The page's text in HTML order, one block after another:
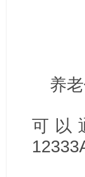
养
可以